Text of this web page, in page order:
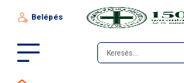
Belépés